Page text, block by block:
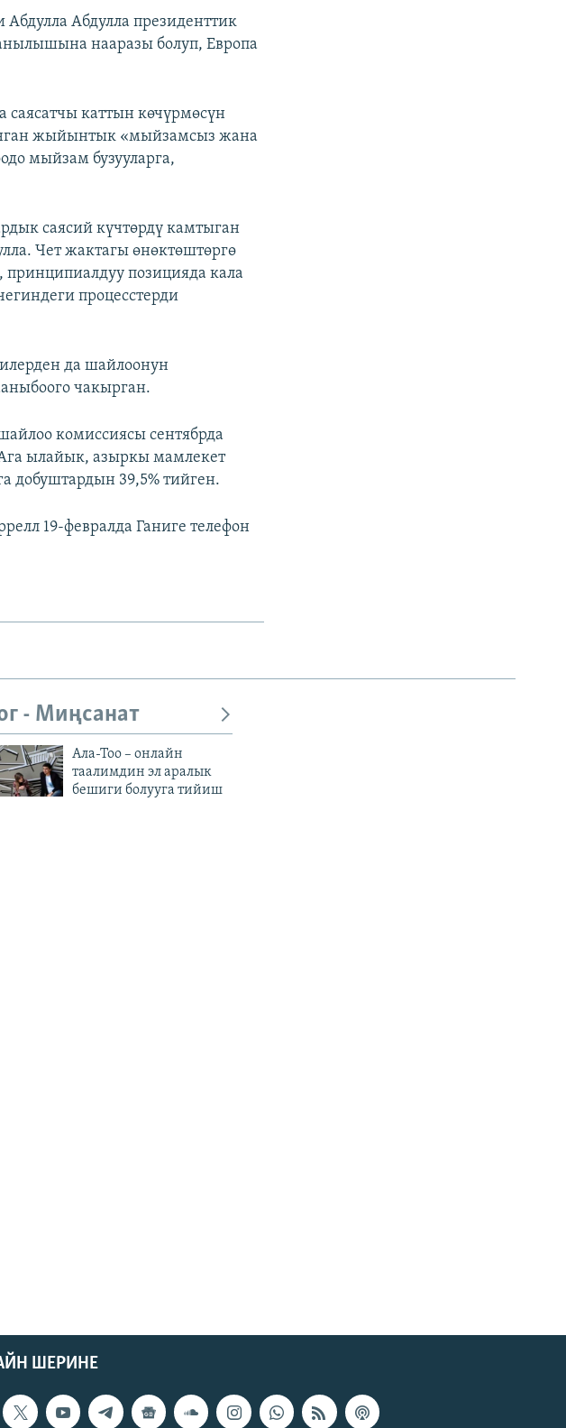
Абдулла президенттик
нааразы болуп, Европа
саясатчы каттын көчүрмөсүн
жыйынтык «мыйзамсыз жана
мыйзам бузууларга,
саясий күчтөрдү камтыган
Чет жактагы өнөктөштөргө
позицияда кала
процесстерди
да шайлоонун
чакырган.
комиссиясы сентябрда
ылайык, азыркы мамлекет
добуштардын 39,5% тийген.
19-февралда Ганиге телефон
- Миңсанат
Ала-Тоо – онлайн
таалимдин эл аралык
бешиги болууга тийиш
ШЕРИНЕ